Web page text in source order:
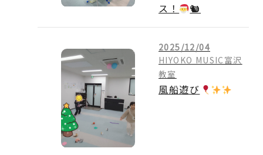
ス！
🐿
2025/12/04
HIYOKO MUSIC富沢
教室
風船遊び